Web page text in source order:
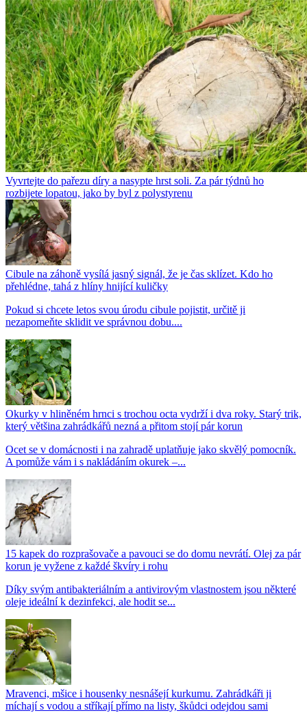
Vyvrtejte do pařezu díry a nasypte hrst soli. Za pár týdnů ho
rozbijete lopatou, jako by byl z polystyrenu
Cibule na záhoně vysílá jasný signál, že je čas sklízet. Kdo ho
přehlédne, tahá z hlíny hnijící kuličky
Pokud si chcete letos svou úrodu cibule pojistit, určitě ji
nezapomeňte sklidit ve správnou dobu....
Okurky v hliněném hrnci s trochou octa vydrží i dva roky. Starý trik,
který většina zahrádkářů nezná a přitom stojí pár korun
Ocet se v domácnosti i na zahradě uplatňuje jako skvělý pomocník.
A pomůže vám i s nakládáním okurek –...
15 kapek do rozprašovače a pavouci se do domu nevrátí. Olej za pár
korun je vyžene z každé škvíry i rohu
Díky svým antibakteriálním a antivirovým vlastnostem jsou některé
oleje ideální k dezinfekci, ale hodit se...
Mravenci, mšice i housenky nesnášejí kurkumu. Zahrádkáři ji
míchají s vodou a stříkají přímo na listy, škůdci odejdou sami